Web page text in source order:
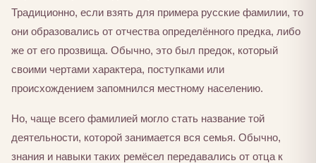
Традиционно, если взять для примера русские фамилии, то
они образовались от отчества определённого предка, либо
же от его прозвища. Обычно, это был предок, который
своими чертами характера, поступками или
происхождением запомнился местному населению.
Но, чаще всего фамилией могло стать название той
деятельности, которой занимается вся семья. Обычно,
знания и навыки таких ремёсел передавались от отца к